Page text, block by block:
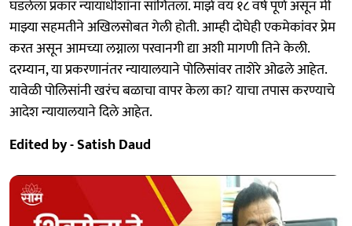
घडलेला प्रकार न्यायाधीशांना सांगितला. माझे वय १८ वर्ष पूर्ण असून मी
माझ्या सहमतीने अखिलसोबत गेली होती. आम्ही दोघेही एकमेकांवर प्रेम
करत असून आमच्या लग्नाला परवानगी द्या अशी मागणी तिने केली.
दरम्यान, या प्रकरणानंतर न्यायालयाने पोलिसांवर ताशेरे ओढले आहेत.
यावेळी पोलिसांनी खरंच बळाचा वापर केला का? याचा तपास करण्याचे
आदेश न्यायालयाने दिले आहेत.
Edited by - Satish Daud